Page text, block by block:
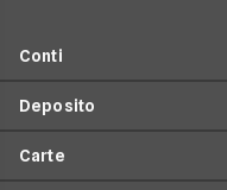
Conti
Conto corrente
Migliori conti correnti
Deposito
Carte